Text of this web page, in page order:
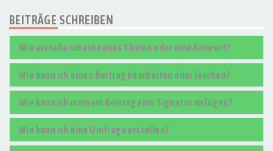
BEITRÄGE SCHREIBEN
Wie erstelle ich ein neues Thema oder eine Antwort?
Wie kann ich einen Beitrag bearbeiten oder löschen?
Wie kann ich meinem Beitrag eine Signatur anfügen?
Wie kann ich eine Umfrage erstellen?